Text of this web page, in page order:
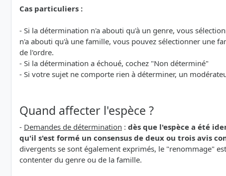
Cas particuliers :
- Si la détermination n'a abouti qu'à un genre, vous
n'a abouti qu'à une famille, vous pouvez sélectionner une
de l'ordre.
- Si la détermination a échoué, cochez "Non déterminé"
- Si votre sujet ne comporte rien à déterminer, un
Quand affecter l'espèce ?
- Demandes de détermination : dès que l'espèce a été
qu'il s'est formé un consensus de deux ou trois avis
divergents se sont également exprimés, le "renommage"
contenter du genre ou de la famille.